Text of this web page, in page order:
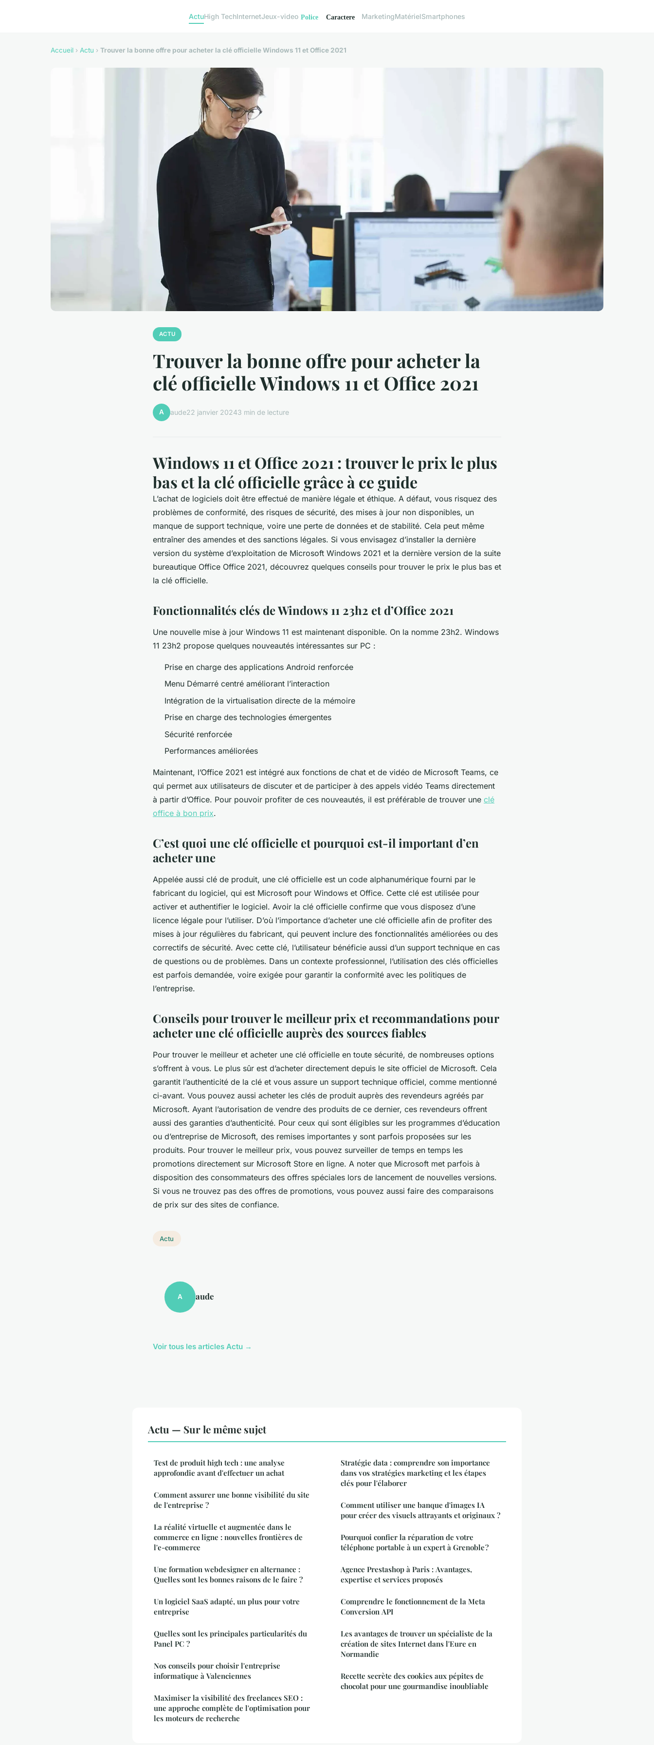
ActuHigh TechInternetJeux-video MarketingMatérielSmartphones
Accueil › Actu › Trouver la bonne offre pour acheter la clé officielle Windows 11 et Office 2021
ACTU
Trouver la bonne offre pour acheter la
clé officielle Windows 11 et Office 2021
A aude22 janvier 20243 min de lecture
Windows 11 et Office 2021 : trouver le prix le plus
bas et la clé officielle grâce à ce guide
L’achat de logiciels doit être effectué de manière légale et éthique. A défaut, vous risquez des
problèmes de conformité, des risques de sécurité, des mises à jour non disponibles, un
manque de support technique, voire une perte de données et de stabilité. Cela peut même
entraîner des amendes et des sanctions légales. Si vous envisagez d’installer la dernière
version du système d’exploitation de Microsoft Windows 2021 et la dernière version de la suite
bureautique Office Office 2021, découvrez quelques conseils pour trouver le prix le plus bas et
la clé officielle.
Fonctionnalités clés de Windows 11 23h2 et d’Office 2021
Une nouvelle mise à jour Windows 11 est maintenant disponible. On la nomme 23h2. Windows
11 23h2 propose quelques nouveautés intéressantes sur PC :
Prise en charge des applications Android renforcée
Menu Démarré centré améliorant l’interaction
Intégration de la virtualisation directe de la mémoire
Prise en charge des technologies émergentes
Sécurité renforcée
Performances améliorées
Maintenant, l’Office 2021 est intégré aux fonctions de chat et de vidéo de Microsoft Teams, ce
qui permet aux utilisateurs de discuter et de participer à des appels vidéo Teams directement
à partir d’Office. Pour pouvoir profiter de ces nouveautés, il est préférable de trouver une clé
office à bon prix.
C’est quoi une clé officielle et pourquoi est-il important d’en
acheter une
Appelée aussi clé de produit, une clé officielle est un code alphanumérique fourni par le
fabricant du logiciel, qui est Microsoft pour Windows et Office. Cette clé est utilisée pour
activer et authentifier le logiciel. Avoir la clé officielle confirme que vous disposez d’une
licence légale pour l’utiliser. D’où l’importance d’acheter une clé officielle afin de profiter des
mises à jour régulières du fabricant, qui peuvent inclure des fonctionnalités améliorées ou des
correctifs de sécurité. Avec cette clé, l’utilisateur bénéficie aussi d’un support technique en cas
de questions ou de problèmes. Dans un contexte professionnel, l’utilisation des clés officielles
est parfois demandée, voire exigée pour garantir la conformité avec les politiques de
l’entreprise.
Conseils pour trouver le meilleur prix et recommandations pour
acheter une clé officielle auprès des sources fiables
Pour trouver le meilleur et acheter une clé officielle en toute sécurité, de nombreuses options
s’offrent à vous. Le plus sûr est d’acheter directement depuis le site officiel de Microsoft. Cela
garantit l’authenticité de la clé et vous assure un support technique officiel, comme mentionné
ci-avant. Vous pouvez aussi acheter les clés de produit auprès des revendeurs agréés par
Microsoft. Ayant l’autorisation de vendre des produits de ce dernier, ces revendeurs offrent
aussi des garanties d’authenticité. Pour ceux qui sont éligibles sur les programmes d’éducation
ou d’entreprise de Microsoft, des remises importantes y sont parfois proposées sur les
produits. Pour trouver le meilleur prix, vous pouvez surveiller de temps en temps les
promotions directement sur Microsoft Store en ligne. A noter que Microsoft met parfois à
disposition des consommateurs des offres spéciales lors de lancement de nouvelles versions.
Si vous ne trouvez pas des offres de promotions, vous pouvez aussi faire des comparaisons
de prix sur des sites de confiance.
Actu
A aude
Voir tous les articles Actu →
Actu — Sur le même sujet
Test de produit high tech : une analyse
approfondie avant d'effectuer un achat
Comment assurer une bonne visibilité du site
de l'entreprise ?
La réalité virtuelle et augmentée dans le
commerce en ligne : nouvelles frontières de
l'e-commerce
Une formation webdesigner en alternance :
Quelles sont les bonnes raisons de le faire ?
Un logiciel SaaS adapté, un plus pour votre
entreprise
Quelles sont les principales particularités du
Panel PC ?
Nos conseils pour choisir l'entreprise
informatique à Valenciennes
Maximiser la visibilité des freelances SEO :
une approche complète de l'optimisation pour
les moteurs de recherche
Stratégie data : comprendre son importance
dans vos stratégies marketing et les étapes
clés pour l'élaborer
Comment utiliser une banque d'images IA
pour créer des visuels attrayants et originaux ?
Pourquoi confier la réparation de votre
téléphone portable à un expert à Grenoble ?
Agence Prestashop à Paris : Avantages,
expertise et services proposés
Comprendre le fonctionnement de la Meta
Conversion API
Les avantages de trouver un spécialiste de la
création de sites Internet dans l'Eure en
Normandie
Recette secrète des cookies aux pépites de
chocolat pour une gourmandise inoubliable